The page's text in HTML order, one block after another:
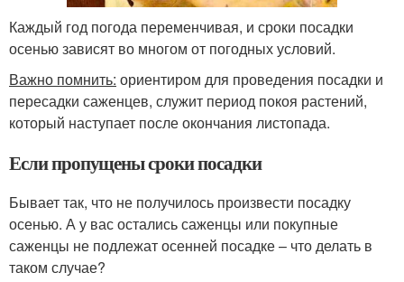
Каждый год погода переменчивая, и сроки посадки
осенью зависят во многом от погодных условий.
Важно помнить: ориентиром для проведения посадки и
пересадки саженцев, служит период покоя растений,
который наступает после окончания листопада.
Если пропущены сроки посадки
Бывает так, что не получилось произвести посадку
осенью. А у вас остались саженцы или покупные
саженцы не подлежат осенней посадке – что делать в
таком случае?